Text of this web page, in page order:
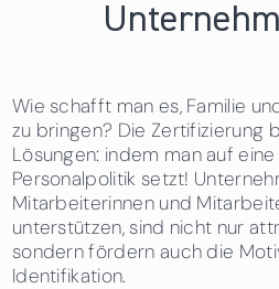
Persönliche Vereinbarkeit
Das sind wir
News & Events
Wie schafft man es, Familie
zu bringen? Die Zertifizierung
Lösungen: indem man auf
Personalpolitik setzt!
Mitarbeiterinnen und
unterstützen, sind nicht nur
sondern fördern auch die
Identifikation.